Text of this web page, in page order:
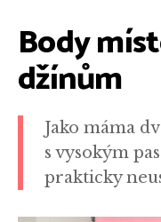
Body
džínům
Jako máma
s vysokým
prakticky